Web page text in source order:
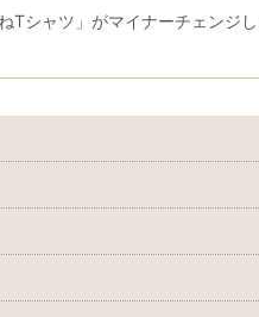
シャツ」がマイナーチェンジ